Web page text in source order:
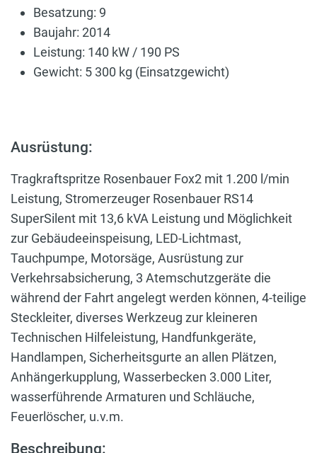
Besatzung: 9
Baujahr: 2014
Leistung: 140 kW / 190 PS
Gewicht: 5 300 kg (Einsatzgewicht)
Ausrüstung:
Tragkraftspritze Rosenbauer Fox2 mit 1.200 l/min
Leistung, Stromerzeuger Rosenbauer RS14
SuperSilent mit 13,6 kVA Leistung und Möglichkeit
zur Gebäudeeinspeisung, LED-Lichtmast,
Tauchpumpe, Motorsäge, Ausrüstung zur
Verkehrsabsicherung, 3 Atemschutzgeräte die
während der Fahrt angelegt werden können, 4-teilige
Steckleiter, diverses Werkzeug zur kleineren
Technischen Hilfeleistung, Handfunkgeräte,
Handlampen, Sicherheitsgurte an allen Plätzen,
Anhängerkupplung, Wasserbecken 3.000 Liter,
wasserführende Armaturen und Schläuche,
Feuerlöscher, u.v.m.
Beschreibung: